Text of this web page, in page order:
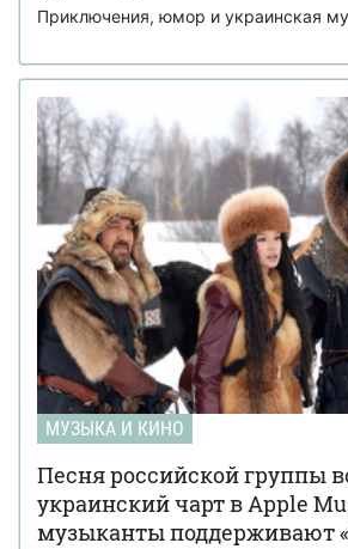
Приключения, юмор и украинская
МУЗЫКА И КИНО
Песня российской группы
украинский чарт в Apple
музыканты поддерживают